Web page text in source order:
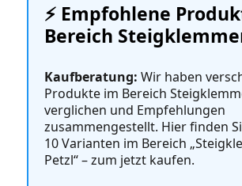
⚡️ Empfohlene
Bereich
Kaufberatung: Wir haben
Produkte im Bereich
verglichen und Empfehlungen
zusammengestellt. Hier finden
10 Varianten im Bereich
Petzl“ – zum jetzt kaufen.